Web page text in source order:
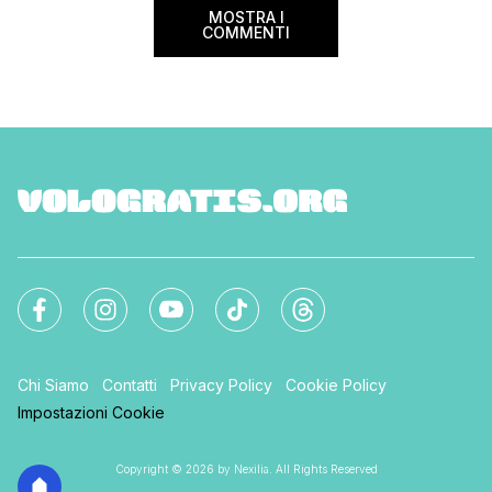
MOSTRA I
COMMENTI
Chi Siamo Contatti Privacy Policy
Cookie Policy
Impostazioni Cookie
Copyright © 2026 by Nexilia. All Rights Reserved